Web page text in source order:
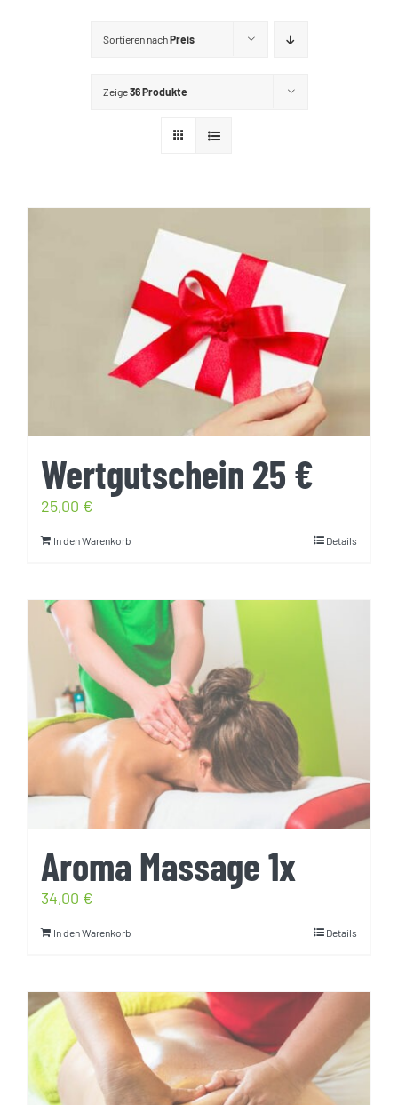
Vertrag widerrufen
Sortieren nachPreis
Zeige36 Produkte
Wertgutschein 25 €
25,00 €
In den Warenkorb Details
Aroma Massage 1x
34,00 €
In den Warenkorb Details